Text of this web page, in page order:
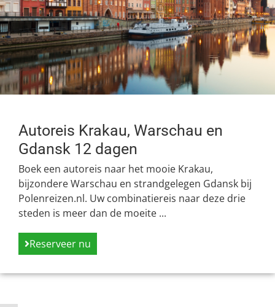
Autoreis Krakau, Warschau en
Gdansk 12 dagen
Boek een autoreis naar het mooie Krakau,
bijzondere Warschau en strandgelegen Gdansk bij
Polenreizen.nl. Uw combinatiereis naar deze drie
steden is meer dan de moeite ...
Reserveer nu